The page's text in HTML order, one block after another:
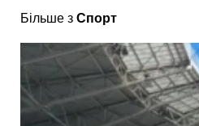
Більше з Спорт